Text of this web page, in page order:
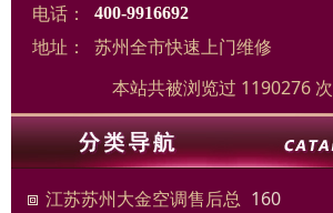
电话： 400-9916692
地址：
苏州全市快速上门维修
本站共被浏览过 1190276 次
江苏苏州大金空调售后总 160